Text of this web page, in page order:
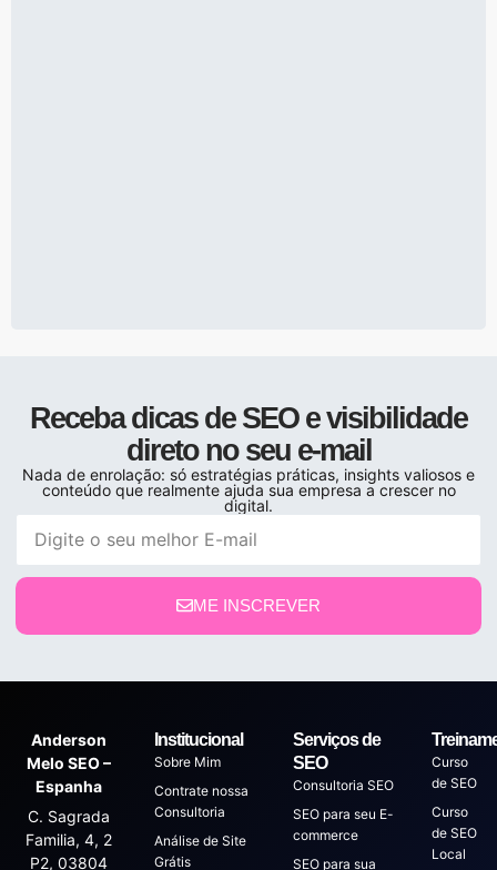
Receba dicas de SEO e visibilidade
direto no seu e-mail
Nada de enrolação: só estratégias práticas, insights valiosos e
conteúdo que realmente ajuda sua empresa a crescer no
digital.
ME INSCREVER
Anderson
Melo SEO –
Espanha
C. Sagrada
Familia, 4, 2
P2, 03804
Institucional
Sobre Mim
Contrate nossa
Consultoria
Análise de Site
Grátis
Serviços de
SEO
Consultoria SEO
SEO para seu E-
commerce
SEO para sua
Curso
de SEO
Curso
de SEO
Local